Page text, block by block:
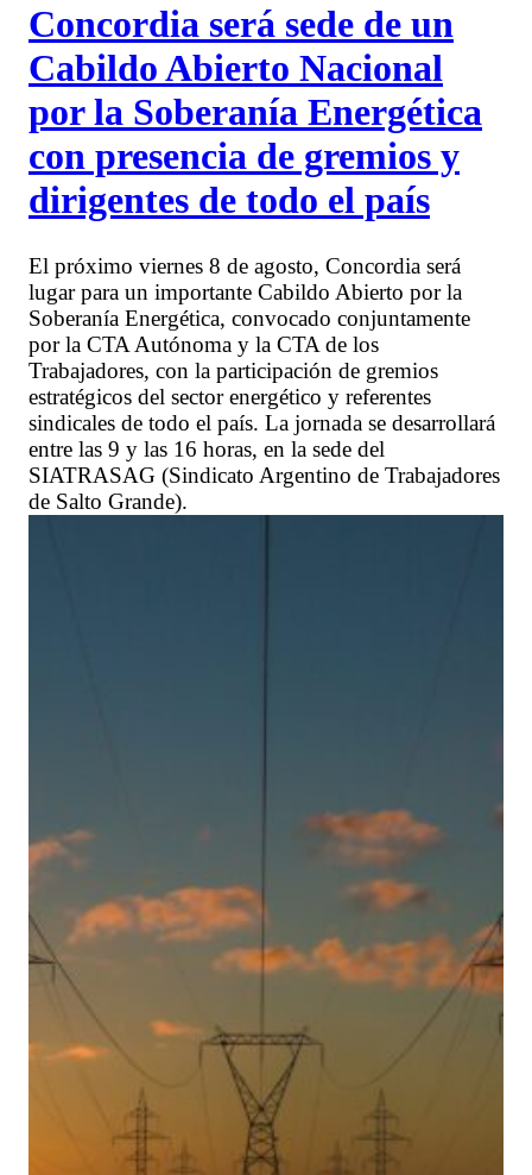
Concordia será sede de un
Cabildo Abierto Nacional
por la Soberanía Energética
con presencia de gremios y
dirigentes de todo el país
El próximo viernes 8 de agosto, Concordia será
lugar para un importante Cabildo Abierto por la
Soberanía Energética, convocado conjuntamente
por la CTA Autónoma y la CTA de los
Trabajadores, con la participación de gremios
estratégicos del sector energético y referentes
sindicales de todo el país. La jornada se desarrollará
entre las 9 y las 16 horas, en la sede del
SIATRASAG (Sindicato Argentino de Trabajadores
de Salto Grande).